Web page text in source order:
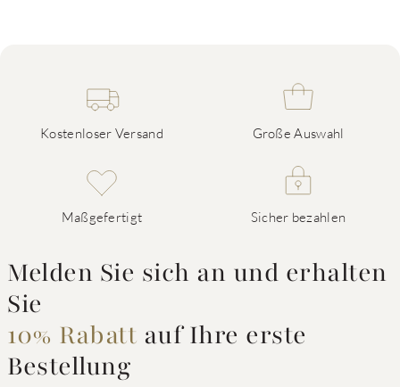
Kostenloser Versand Große Auswahl
Maßgefertigt Sicher bezahlen
Melden Sie sich an und erhalten
Sie
10% Rabatt auf Ihre erste
Bestellung